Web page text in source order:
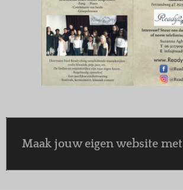
Maak jouw eigen website met